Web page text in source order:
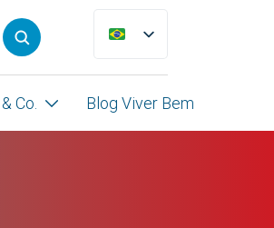
Co. Blog Viver Bem